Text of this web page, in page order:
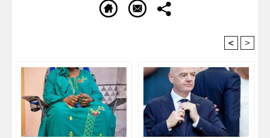
< >